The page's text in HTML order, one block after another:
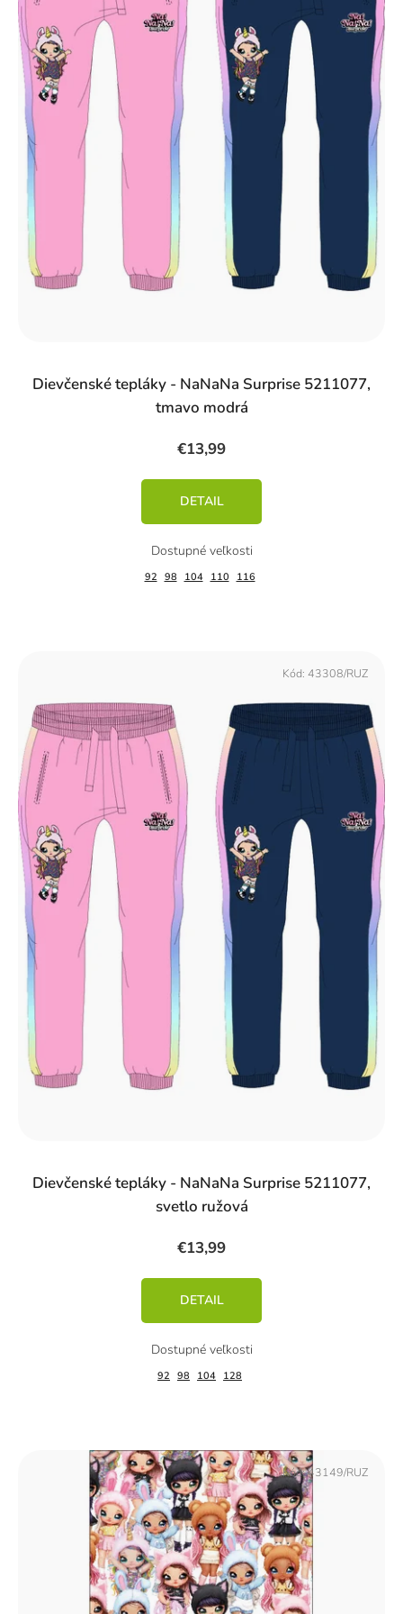
o
Dievčenské tepláky - NaNaNa Surprise 5211077,
tmavo modrá
€13,99
DETAIL
92 98 104 110 116
Dievčenské tepláky - NaNaNa Surprise 5211077,
svetlo ružová
€13,99
DETAIL
92 98 104 128
Kód: 43308/RUZ
Kód:43149/RUZ